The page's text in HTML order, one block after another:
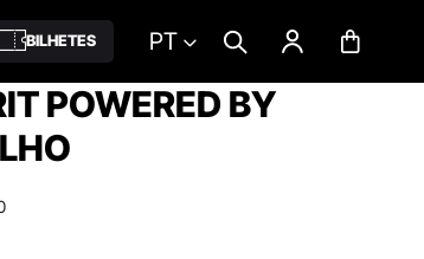
BILHETES PT
POWERED BY